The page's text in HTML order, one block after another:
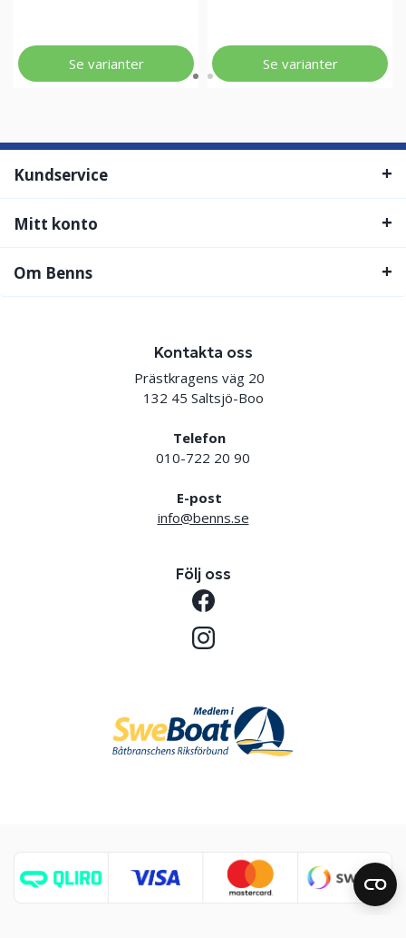
Se varianter Se varianter
Kundservice
Mitt konto
Om Benns
Kontakta oss
Prästkragens väg 20
132 45 Saltsjö-Boo
Telefon
010-722 20 90
E-post
info@benns.se
Följ oss